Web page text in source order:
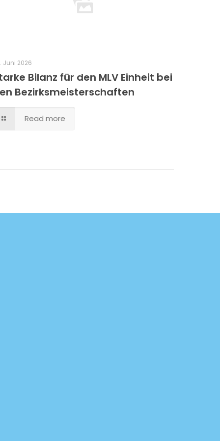
Juni 2026
Bilanz für den MLV Einheit bei
Bezirksmeisterschaften
Read more